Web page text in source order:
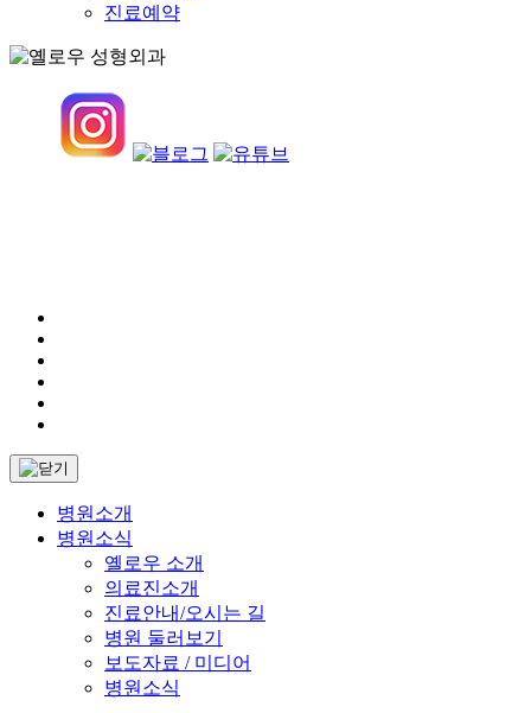
진료예약
병원소개
병원소식
옐로우 소개
의료진소개
진료안내/오시는 길
병원 둘러보기
보도자료 / 미디어
병원소식